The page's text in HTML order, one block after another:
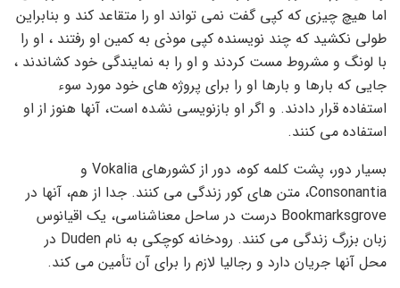
اما هیچ چیزی که کپی گفت نمی تواند او را متقاعد کند و بنابراین
طولی نکشید که چند نویسنده کپی موذی به کمین او رفتند ، او را
با لونگ و مشروط مست کردند و او را به نمایندگی خود کشاندند ،
جایی که بارها و بارها او را برای پروژه های خود مورد سوء
استفاده قرار دادند. و اگر او بازنویسی نشده است، آنها هنوز از او
استفاده می کنند.
بسیار دور، پشت کلمه کوه، دور از کشورهای Vokalia و
Consonantia، متن های کور زندگی می کنند. جدا از هم، آنها در
Bookmarksgrove درست در ساحل معناشناسی، یک اقیانوس
زبان بزرگ زندگی می کنند. رودخانه کوچکی به نام Duden در
محل آنها جریان دارد و رجالیا لازم را برای آن تأمین می کند.